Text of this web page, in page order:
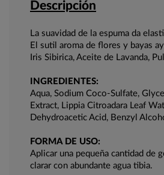
Descripción
La suavidad de la espuma da
El sutil aroma de flores y bayas
Iris Sibirica, Aceite de Lavanda,
INGREDIENTES:
Aqua, Sodium Coco-Sulfate,
Extract, Lippia Citroadara Leaf
Dehydroacetic Acid, Benzyl
FORMA DE USO:
Aplicar una pequeña cantidad de
clarar con abundante agua tibia.